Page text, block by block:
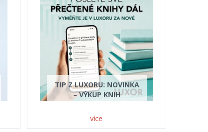
TIP Z LUXORU: NOVINKA
– VÝKUP KNIH
více